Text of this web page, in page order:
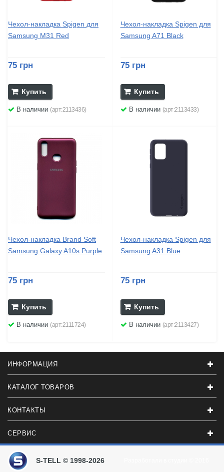
Чехол-накладка Spigen для
Samsung M31 Red
75 грн
Купить
В наличии (арт:2113436)
Чехол-накладка Spigen для
Samsung A71 Black
75 грн
Купить
В наличии (арт:2113433)
Чехол-накладка Brand Soft
Samsung Galaxy A10s Purple
75 грн
Купить
В наличии (арт:2111724)
Чехол-накладка Spigen для
Samsung A31 Blue
75 грн
Купить
В наличии (арт:2113427)
ИНФОРМАЦИЯ
КАТАЛОГ ТОВАРОВ
КОНТАКТЫ
СЕРВИС
S-TELL © 1998-2026